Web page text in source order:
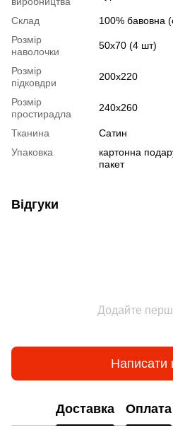
Склад
100% бавовна
Розмір
наволочки
50х70 (4 шт)
Розмір
підковдри
200х220
Розмір
простирадла
240х260
Тканина
Сатин
Упаковка
картонна
пакет
Відгуки
Додайте
Написати
Доставка Оплата